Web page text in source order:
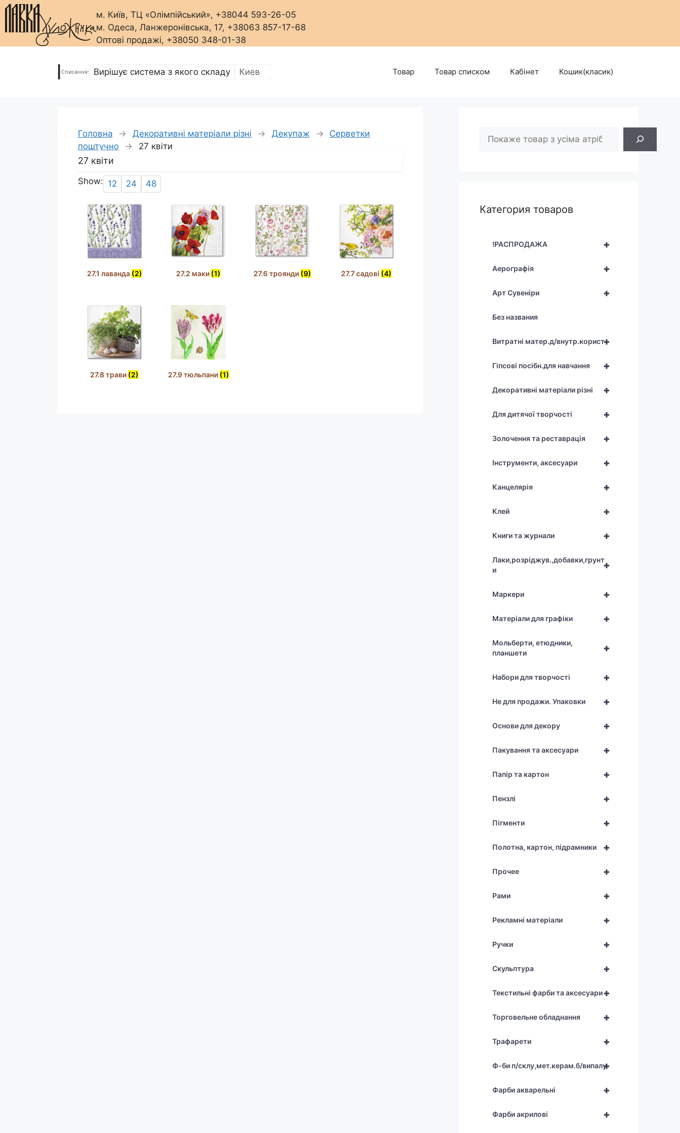
м. Київ, ТЦ «Олімпійський», +38044 593-26-05
м. Одеса, Ланжеронівська, 17, +38063 857-17-68
Оптові продажі, +38050 348-01-38
Списання: Товар Товар списком Кабінет Кошик(класик)
Головна → Декоративні матеріали різні → Декупаж →
Серветки
поштучно
→ 27 квіти
27 квіти
Show: 12 24 48
27.1 лаванда (2) 27.2 маки (1) 27.6 троянди (9) 27.7 садові (4)
27.8 трави (2) 27.9 тюльпани (1)
Категория товаров
+
!РАСПРОДАЖА
+
Аерографія
+
Арт Сувеніри
Без названия
+
Витратні матер.д/внутр.корист
+
Гіпсові посібн.для навчання
+
Декоративні матеріали різні
+
Для дитячої творчості
+
Золочення та реставрація
+
Інструменти, аксесуари
+
Канцелярія
+
Клей
+
Книги та журнали
+
Лаки,розріджув.,добавки,грунт
и
+
Маркери
+
Матеріали для графіки
+
Мольберти, етюдники,
планшети
+
Набори для творчості
+
Не для продажи. Упаковки
+
Основи для декору
+
Пакування та аксесуари
+
Папір та картон
+
Пензлі
+
Пігменти
+
Полотна, картон, підрамники
+
Прочее
+
Рами
+
Рекламні матеріали
+
Ручки
+
Скульптура
+
Текстильні фарби та аксесуари
+
Торговельне обладнання
+
Трафарети
+
Ф-би п/склу,мет.керам.б/випалу
+
Фарби акварельні
+
Фарби акрилові